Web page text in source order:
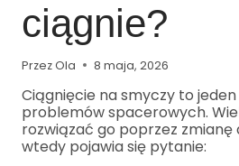
ciągnie?
PrzezOla 8 maja, 2026
Ciągnięcie na smyczy to
problemów spacerowych.
rozwiązać go poprzez zmianę
wtedy pojawia się pytanie: